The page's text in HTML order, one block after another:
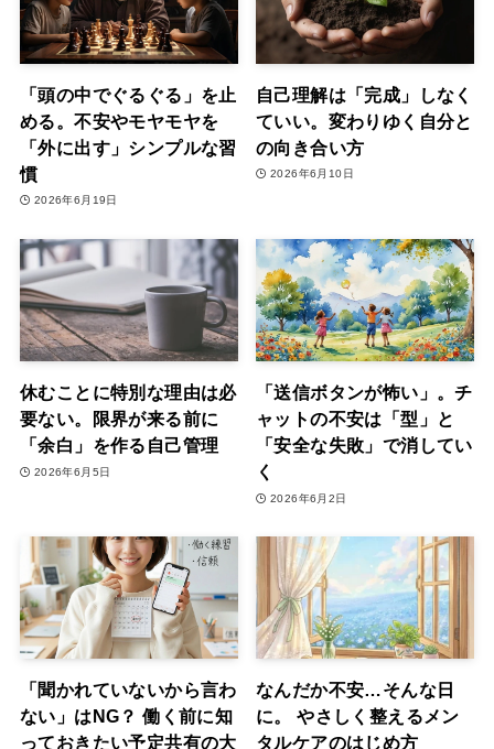
「頭の中でぐるぐる」を止
める。不安やモヤモヤを
「外に出す」シンプルな習
慣
2026年6月19日
自己理解は「完成」しなく
ていい。変わりゆく自分と
の向き合い方
2026年6月10日
休むことに特別な理由は必
要ない。限界が来る前に
「余白」を作る自己管理
2026年6月5日
「送信ボタンが怖い」。チ
ャットの不安は「型」と
「安全な失敗」で消してい
く
2026年6月2日
「聞かれていないから言わ
ない」はNG？ 働く前に知
っておきたい予定共有の大
なんだか不安…そんな日
に。 やさしく整えるメン
タルケアのはじめ方